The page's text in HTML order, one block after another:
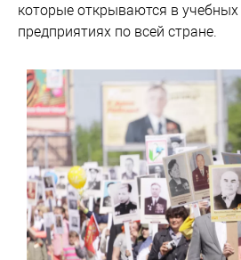
которые открываются в учебных
предприятиях по всей стране.